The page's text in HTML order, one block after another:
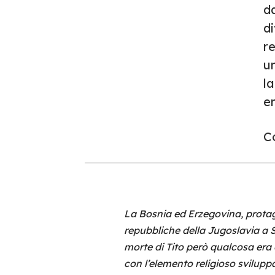
La Bosnia ed Erzegovina,
repubbliche della Jugoslavia a
morte di Tito però qualcosa
con l’elemento religioso